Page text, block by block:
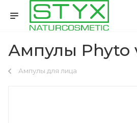
Ампулы Phyto
Ампулы для лица